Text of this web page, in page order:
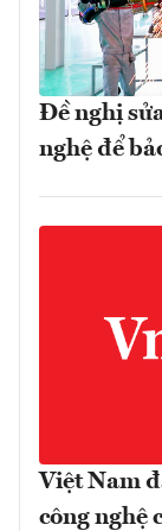
Đề nghị
nghệ để
Việt Nam
công nghệ